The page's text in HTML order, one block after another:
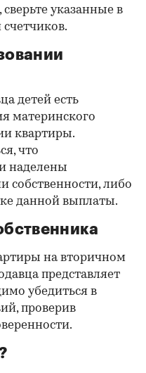
указанные в
детей есть
материнского
квартиры.
что
наделены
либо
данной выплаты.
на вторичном
представляет
убедиться в
проверив